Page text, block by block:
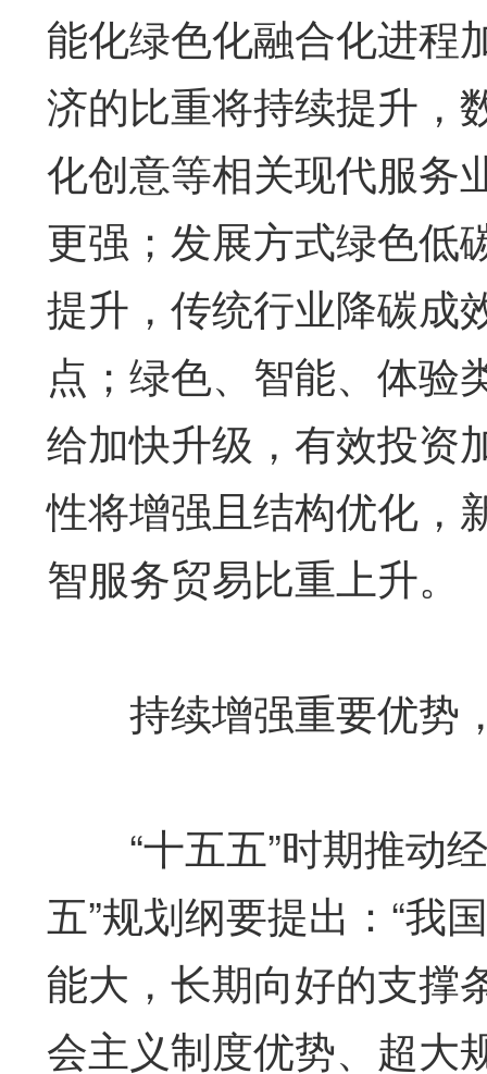
能化绿色化融合化进程
济的比重将持续提升，
化创意等相关现代服务
更强；发展方式绿色低
提升，传统行业降碳成
点；绿色、智能、体验
给加快升级，有效投资
性将增强且结构优化，
智服务贸易比重上升。
持续增强重要优势
“十五五”时期推动经
五”规划纲要提出：“我
能大，长期向好的支撑
会主义制度优势、超大